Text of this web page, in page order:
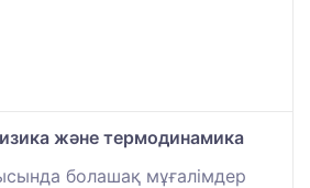
және термодинамика
болашақ мұғалімдер